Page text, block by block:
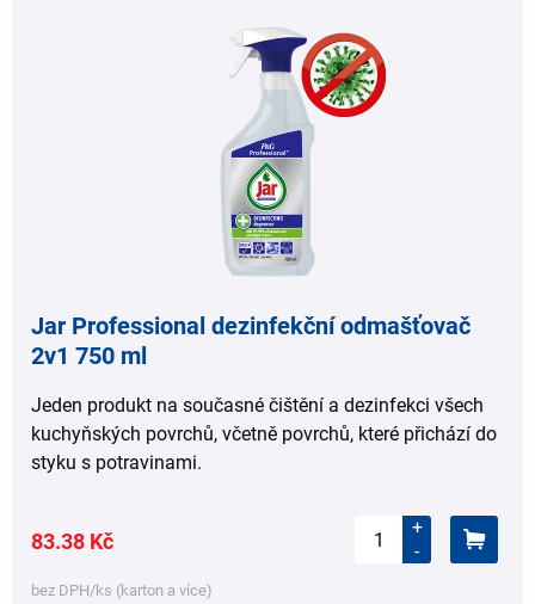
Jar Professional dezinfekční odmašťovač
2v1 750 ml
Jeden produkt na současné čištění a dezinfekci všech
kuchyňských povrchů, včetně povrchů, které přichází do
styku s potravinami.
83.38 Kč
+
-
bez DPH/ks (karton a více)